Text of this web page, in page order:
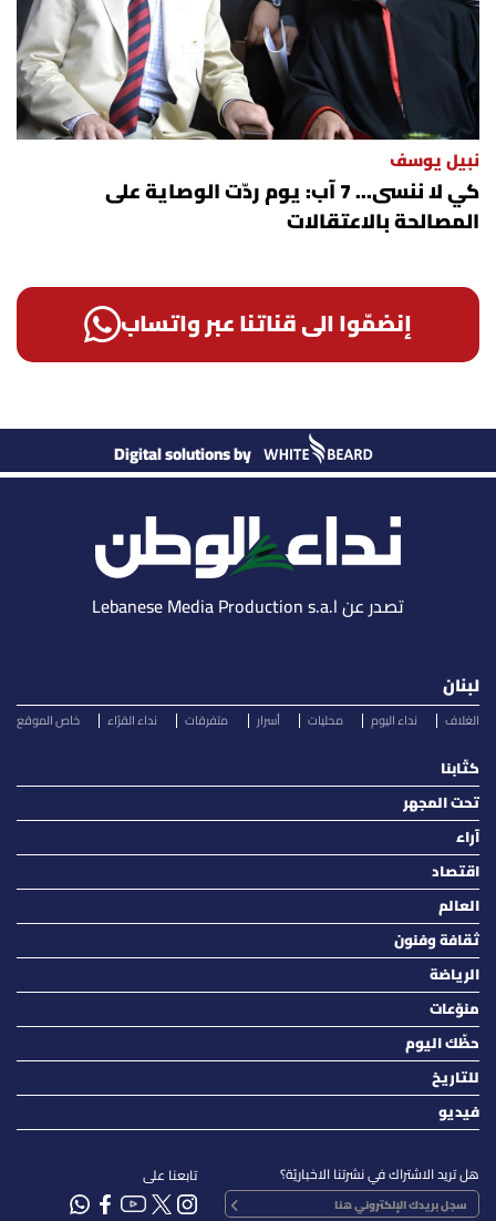
نبيل يوسف
كي لا ننسى... 7 آب: يوم ردّت الوصاية على
المصالحة بالاعتقالات
إنضمّوا الى قناتنا عبر واتساب
Digital solutions by
تصدر عن Lebanese Media Production s.a.l
لبنان
الغلاف نداء اليوم محليات أسرار متفرقات نداء القرّاء خاص الموقع
كتّابنا
تحت المجهر
آراء
اقتصاد
العالم
ثقافة وفنون
الرياضة
منوّعات
حظّك اليوم
للتاريخ
فيديو
هل تريد الاشتراك في نشرتنا الاخباريّة؟ تابعنا على